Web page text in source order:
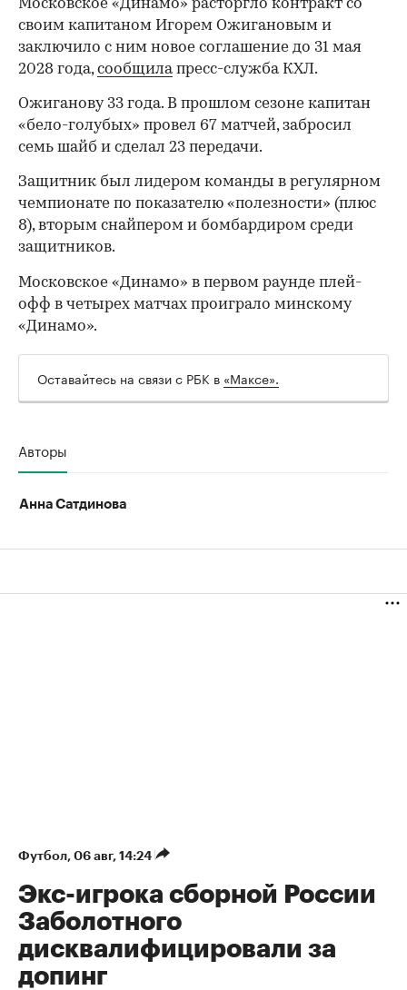
Московское «Динамо» расторгло контракт со
своим капитаном Игорем Ожигановым и
заключило с ним новое соглашение до 31 мая
2028 года,сообщилапресс-служба КХЛ.
Ожиганову 33 года. В прошлом сезоне капитан
«бело-голубых» провел 67 матчей, забросил
семь шайб и сделал 23 передачи.
Защитник был лидером команды в регулярном
чемпионате по показателю «полезности» (плюс
8), вторым снайпером и бомбардиром среди
защитников.
Московское «Динамо» в первом раунде плей-
офф в четырех матчах проиграло минскому
«Динамо».
Оставайтесь на связи с РБК в «Максе».
Авторы
Анна Сатдинова
Футбол 06 авг, 14:24
Экс-игрока сборной России
Заболотного
дисквалифицировали за
допинг